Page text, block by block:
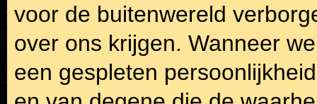
voor de buitenwereld
over ons krijgen. Wanneer
een gespleten